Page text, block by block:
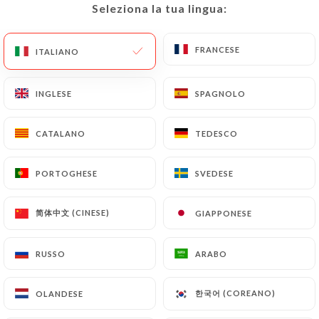
Seleziona la tua lingua:
ITALIANO FRANCESE
INGLESE SPAGNOLO
CATALANO TEDESCO
PORTOGHESE SVEDESE
简体中文 (CINESE) GIAPPONESE
RUSSO ARABO
OLANDESE 한국어 (COREANO)
PAGINA INIZIALE
Lo Del Francés Café
Seleziona la tua lingua:
ITALIANO FRANCESE
INGLESE SPAGNOLO
CATALANO TEDESCO
PORTOGHESE SVEDESE
简体中文 (CINESE) GIAPPONESE
RUSSO ARABO
OLANDESE 한국어 (COREANO)